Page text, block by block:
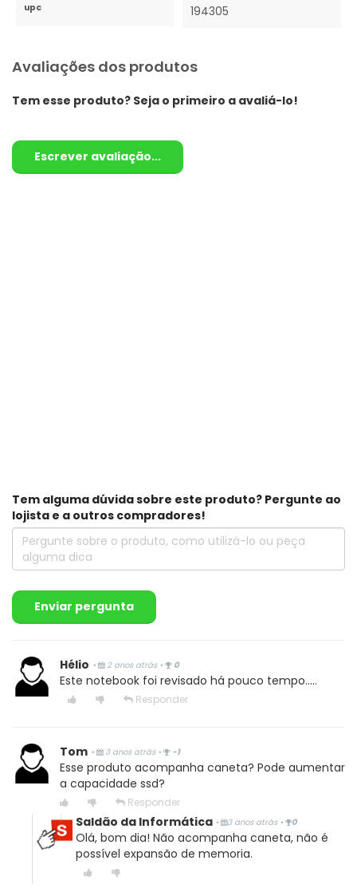
upc 194305
Avaliações dos produtos
Tem esse produto? Seja o primeiro a avaliá-lo!
Escrever avaliação...
Tem alguma dúvida sobre este produto? Pergunte ao
lojista e a outros compradores!
Enviar pergunta
Hélio • 2 anos atrás • 0
Este notebook foi revisado há pouco tempo.....
Responder
Tom • 3 anos atrás • -1
Esse produto acompanha caneta? Pode aumentar
a capacidade ssd?
Responder
Saldão da Informática • 3 anos atrás • 0
Olá, bom dia! Não acompanha caneta, não é
possível expansão de memoria.